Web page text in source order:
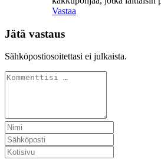
Vastaa
Jätä vastaus
Sähköpostiosoitettasi ei julkaista.